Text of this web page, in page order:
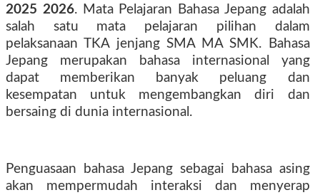
2025 2026. Mata Pelajaran Bahasa Jepang adalah
salah satu mata pelajaran pilihan dalam
pelaksanaan TKA jenjang SMA MA SMK. Bahasa
Jepang merupakan bahasa internasional yang
dapat memberikan banyak peluang dan
kesempatan untuk mengembangkan diri dan
bersaing di dunia internasional.
Penguasaan bahasa Jepang sebagai bahasa asing
akan mempermudah interaksi dan menyerap